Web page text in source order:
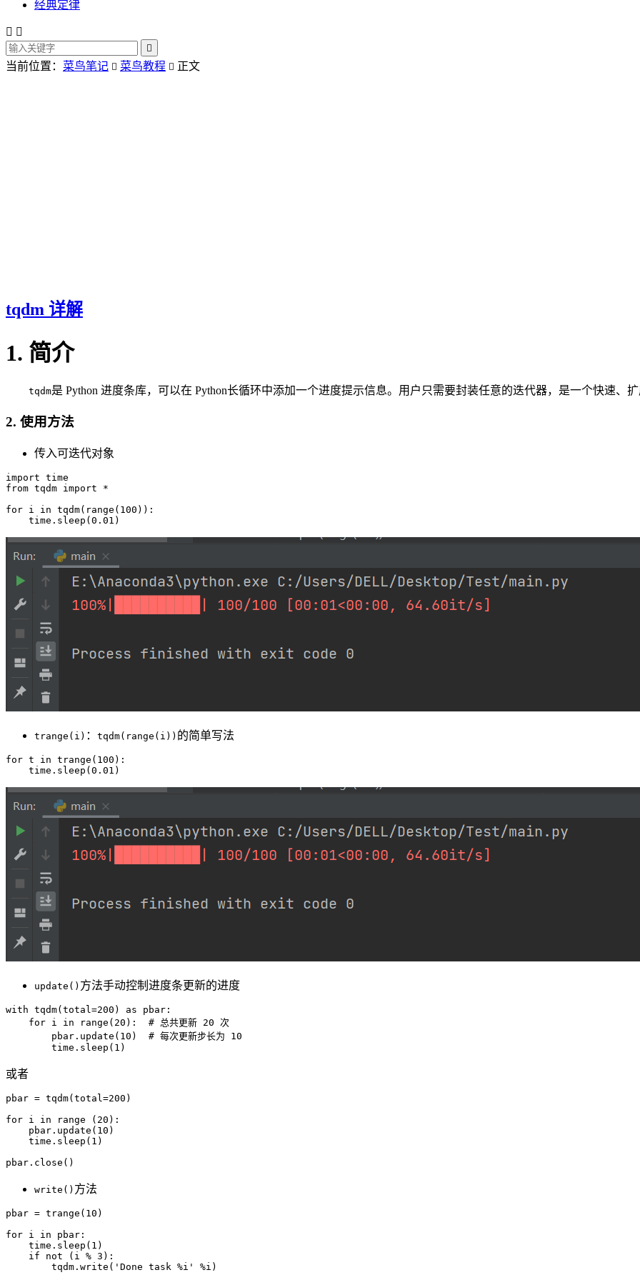
经典定律
 

当前位置： 菜鸟笔记  菜鸟教程  正文
tqdm 详解
1. 简介
tqdm是 Python 进度条库，可以在 Python长循环中添加一个进度提示信息。用户只需要封装任意的迭代器，是一个快速、扩
2. 使用方法
传入可迭代对象
import time
from tqdm import *
for i in tqdm(range(100)):
trange(i) ： tqdm(range(i)) 的简单写法
for t in trange(100):
update() 方法手动控制进度条更新的进度
with tqdm(total=200) as pbar:
    for i in range(20):  # 总共更新 20 次
        pbar.update(10)  # 每次更新步长为 10
或者
pbar = tqdm(total=200)
for i in range (20):
    pbar.update(10)
    time.sleep(1)
write() 方法
pbar = trange(10)
for i in pbar:
    time.sleep(1)
    if not (i % 3):